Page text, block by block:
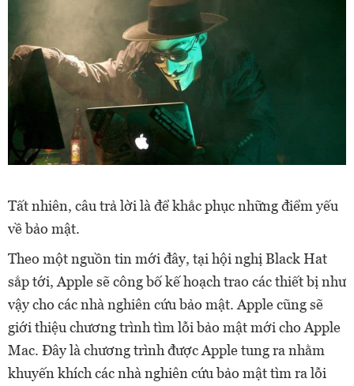
Tất nhiên, câu trả lời là để khắc phục những điểm yếu
về bảo mật.
Theo một nguồn tin mới đây, tại hội nghị Black Hat
sắp tới, Apple sẽ công bố kế hoạch trao các thiết bị như
vậy cho các nhà nghiên cứu bảo mật. Apple cũng sẽ
giới thiệu chương trình tìm lỗi bảo mật mới cho Apple
Mac. Đây là chương trình được Apple tung ra nhằm
khuyến khích các nhà nghiên cứu bảo mật tìm ra lỗi